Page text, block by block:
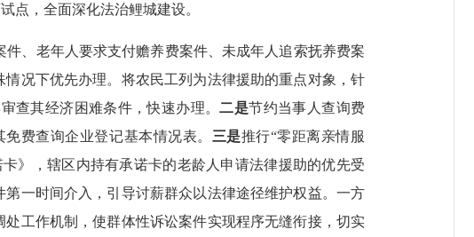
点，全面深化法治鲤城建设。
、老年人要求支付赡养费案件、未成年人追索抚养费案
况下优先办理。将农民工列为法律援助的重点对象，针
查其经济困难条件，快速办理。二是节约当事人查询费
费查询企业登记基本情况表。 三是推行“零距离亲情服
》，辖区内持有承诺卡的老龄人申请法律援助的优先受
一时间介入，引导讨薪群众以法律途径维护权益。一方
工作机制，使群体性诉讼案件实现程序无缝衔接，切实